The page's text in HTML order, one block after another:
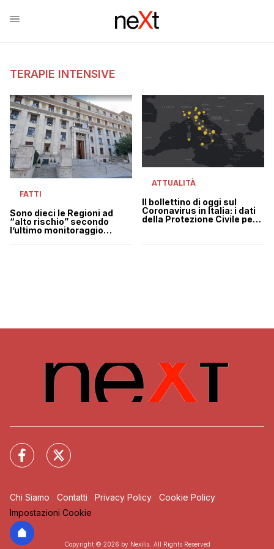
TERAPIE INTENSIVE
FATTI
Sono dieci le Regioni ad
“alto rischio” secondo
l’ultimo monitoraggio
ATTUALITÀ
Il bollettino di oggi sul
Coronavirus in Italia: i dati
della Protezione Civile per il
Chi Siamo Contatti Privacy Policy
Cookie Policy
Impostazioni Cookie
Copyright © 2026 by Nexilia. All Rights Reserved